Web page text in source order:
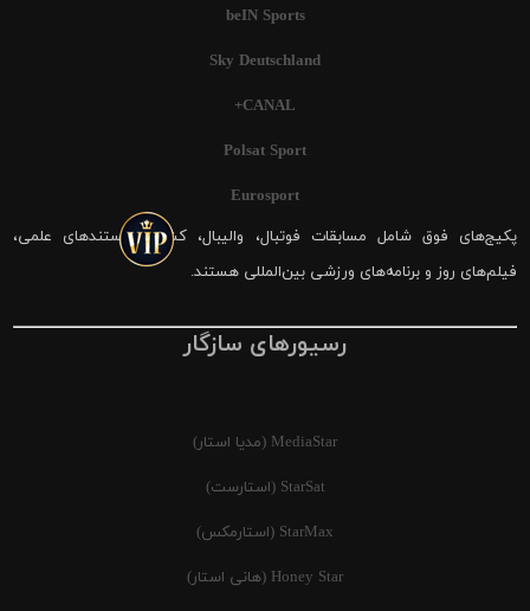
beIN Sports
Sky Deutschland
CANAL+
Polsat Sport
Eurosport
پکیج‌های فوق شامل مسابقات فوتبال، والیبال، کشتی، مستندهای علمی،
فیلم‌های روز و برنامه‌های ورزشی بین‌المللی هستند.
رسیورهای سازگار
MediaStar (مدیا استار)
StarSat (استارست)
StarMax (استارمکس)
Honey Star (هانی استار)